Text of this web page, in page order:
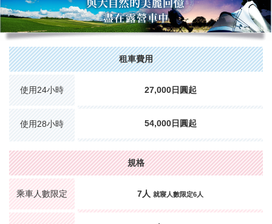
租車費用
使用24小時 27,000日圓起
使用28小時 54,000日圓起
規格
乘車人數限定 7人 就寢人數限定6人